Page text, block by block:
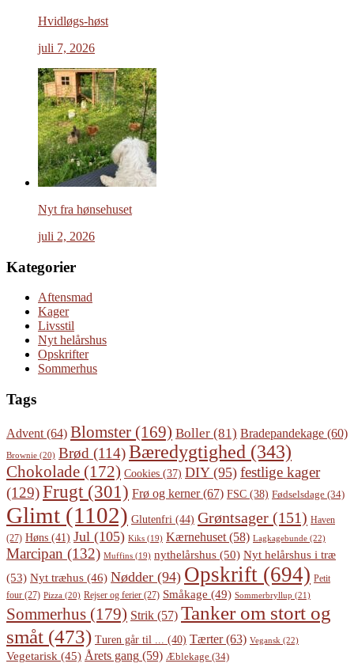
Hvidløgs-høst
juli 7, 2026
Nyt fra hønsehuset
juli 2, 2026
Kategorier
Aftensmad
Kager
Livsstil
Nyt helårshus
Opskrifter
Sommerhus
Tags
Advent (64) Blomster (169) Boller (81) Bradepandekage (60)
Brownie (20) Brød (114)Bæredygtighed (343)
Chokolade (172) Cookies (37) DIY(95) festlige kager
(129)Frugt (301) Frø og kerner(67) FSC (38) Fødselsdage (34)
Glimt (1102) Glutenfri (44) Grøntsager (151) Haven
(27) Høns (41) Jul (105) Kiks (19) Kærnehuset (58) Lagkagebunde (22)
Marcipan (132) Muffins (19) nythelårshus (50) Nyt helårshus i træ
(53) Nyt træhus (46) Nødder (94) Opskrift (694) Petit
four (27) Pizza (20) Rejser og ferier (27) Småkage (49) Sommerbryllup (21)
Sommerhus (179) Strik (57) Tanker om stort og
småt (473) Turen går til ... (40) Tærter(63) Vegansk (22)
Vegetarisk (45) Årets gang (59) Æblekage (34)